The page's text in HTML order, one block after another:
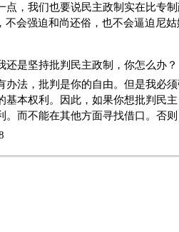
点，我们也要说民主政制实在比专
不会强迫和尚还俗，也不会逼迫尼
还是坚持批判民主政制，你怎么办？
办法，批判是你的自由。但是我必
基本权利。因此，如果你想批判民
。而不能在其他方面寻找借口。否则